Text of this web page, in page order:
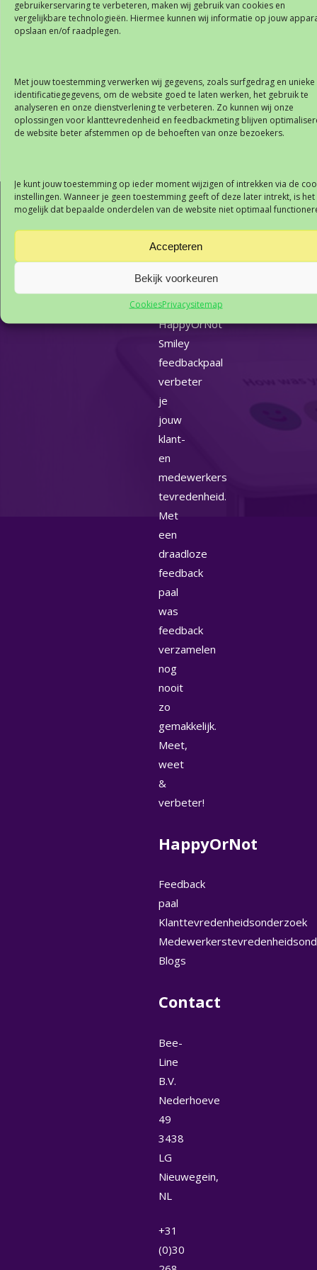
gebruikerservaring te verbeteren, maken wij gebruik van cookies en
vergelijkbare technologieën. Hiermee kunnen wij informatie op jouw
opslaan en/of raadplegen.
Met jouw toestemming verwerken wij gegevens, zoals surfgedrag en unieke
identificatiegegevens, om de website goed te laten werken, het gebruik te
analyseren en onze dienstverlening te verbeteren. Zo kunnen wij onze
oplossingen voor klanttevredenheid en feedbackmeting blijven
de website beter afstemmen op de behoeften van onze bezoekers.
Je kunt jouw toestemming op ieder moment wijzigen of intrekken via de
instellingen. Wanneer je geen toestemming geeft of deze later intrekt, is het
mogelijk dat bepaalde onderdelen van de website niet optimaal
Accepteren
Bekijk voorkeuren
CookiesPrivacysitemap
“Voor ons hebben de belangrijkste voordelen betrekking op
zowel de directheid van de actie als de bevestiging van de
helpen om een cultuur aan te nemen waarin acties
gebaseerd zijn op de mening van onze klanten, en niet op
die van onszelf”.
Bericht
navigatie
HappyOrNot brengt Smiley
Link™ uit
Geef uw teams de
mogelijkheid om hun
Collaboration oplossing van
Feedbacksmiley.nl
Met
de
HappyOrNot
Smiley
feedbackpaal
verbeter
je
jouw
klant-
en
medewerkers
tevredenheid.
Met
een
draadloze
feedback
paal
was
feedback
verzamelen
nog
nooit
zo
gemakkelijk.
Meet,
weet
&
verbeter!
HappyOrNot
Feedback
paal
Klanttevredenheidsonderzoek
Blogs
Contact
Bee-
Line
B.V.
Nederhoeve
49
3438
LG
Nieuwegein,
NL
+31
(0)30